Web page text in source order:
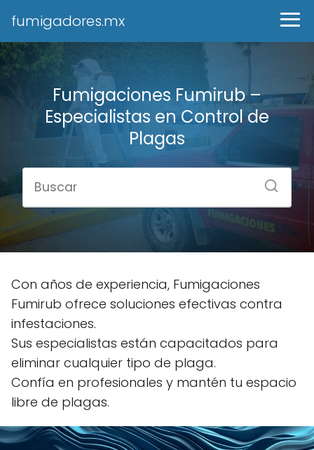
fumigadores.mx
Fumigaciones Fumirub –
Especialistas en Control de
Plagas
Con años de experiencia, Fumigaciones
Fumirub ofrece soluciones efectivas contra
infestaciones.
Sus especialistas están capacitados para
eliminar cualquier tipo de plaga.
Confía en profesionales y mantén tu espacio
libre de plagas.